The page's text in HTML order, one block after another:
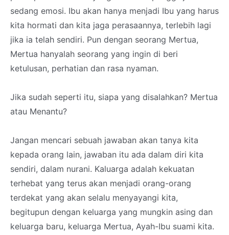
sedang emosi. Ibu akan hanya menjadi Ibu yang harus
kita hormati dan kita jaga perasaannya, terlebih lagi
jika ia telah sendiri. Pun dengan seorang Mertua,
Mertua hanyalah seorang yang ingin di beri
ketulusan, perhatian dan rasa nyaman.
Jika sudah seperti itu, siapa yang disalahkan? Mertua
atau Menantu?
Jangan mencari sebuah jawaban akan tanya kita
kepada orang lain, jawaban itu ada dalam diri kita
sendiri, dalam nurani. Kaluarga adalah kekuatan
terhebat yang terus akan menjadi orang-orang
terdekat yang akan selalu menyayangi kita,
begitupun dengan keluarga yang mungkin asing dan
keluarga baru, keluarga Mertua, Ayah-Ibu suami kita.